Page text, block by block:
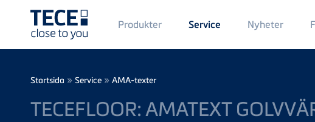
Main
Menü
1
Produkter Service Nyheter
2
Breadcrumb
Startsida » Service » AMA-texter
TECEFLOOR: AMATEXT